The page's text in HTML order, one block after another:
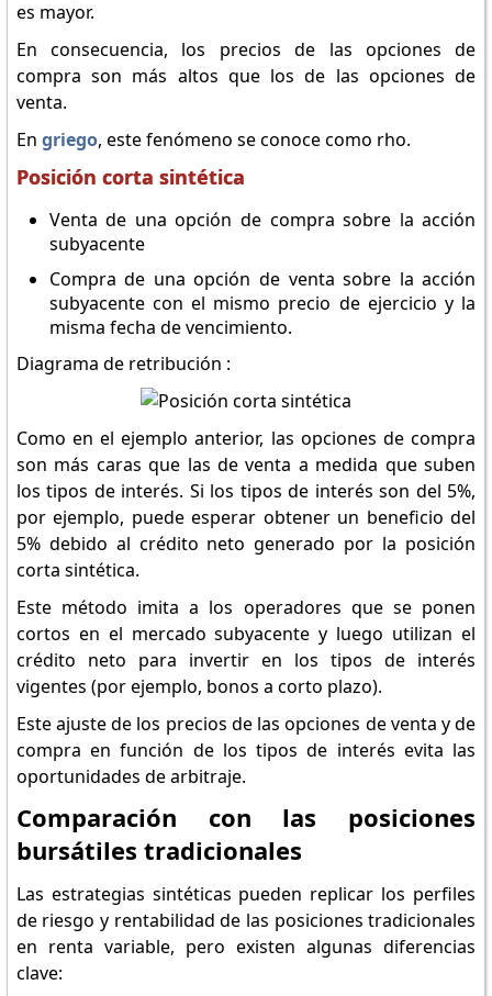
es mayor.
En consecuencia, los precios de las opciones de
compra son más altos que los de las opciones de
venta.
En griego, este fenómeno se conoce como rho.
Posición corta sintética
Venta de una opción de compra sobre la acción
subyacente
Compra de una opción de venta sobre la acción
subyacente con el mismo precio de ejercicio y la
misma fecha de vencimiento.
Diagrama de retribución :
Como en el ejemplo anterior, las opciones de compra
son más caras que las de venta a medida que suben
los tipos de interés. Si los tipos de interés son del 5%,
por ejemplo, puede esperar obtener un beneficio del
5% debido al crédito neto generado por la posición
corta sintética.
Este método imita a los operadores que se ponen
cortos en el mercado subyacente y luego utilizan el
crédito neto para invertir en los tipos de interés
vigentes (por ejemplo, bonos a corto plazo).
Este ajuste de los precios de las opciones de venta y de
compra en función de los tipos de interés evita las
oportunidades de arbitraje.
Comparación con las posiciones
bursátiles tradicionales
Las estrategias sintéticas pueden replicar los perfiles
de riesgo y rentabilidad de las posiciones tradicionales
en renta variable, pero existen algunas diferencias
clave: